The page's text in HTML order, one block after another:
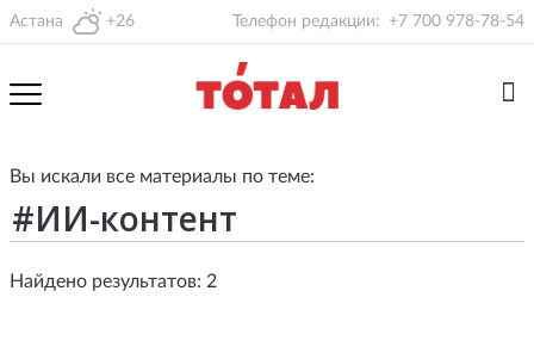
Астана +26 Телефон редакции: +7 700 978-78-54
Вы искали все материалы по теме:
Найдено результатов: 2